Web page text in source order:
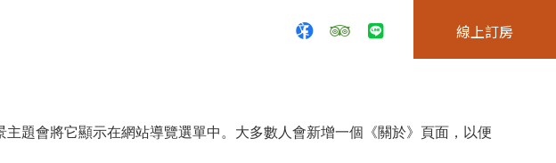
繁體中文 線上訂房
題會將它顯示在網站導覽選單中。大多數人會新增一個《關於》頁面，以便